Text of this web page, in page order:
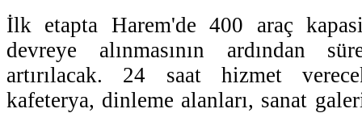
İlk etapta Harem'de 400 araç
devreye alınmasının ardından
artırılacak. 24 saat hizmet
kafeterya, dinleme alanları, sanat